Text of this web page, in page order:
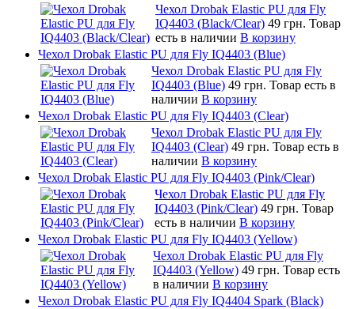
Чехол Drobak Elastic PU для Fly
IQ4403 (Black/Clear) 49 грн. Товар
есть в наличии В корзину
Чехол Drobak Elastic PU для Fly IQ4403 (Blue)
Чехол Drobak Elastic PU для Fly
IQ4403 (Blue) 49 грн. Товар есть в
наличии В корзину
Чехол Drobak Elastic PU для Fly IQ4403 (Clear)
Чехол Drobak Elastic PU для Fly
IQ4403 (Clear) 49 грн. Товар есть в
наличии В корзину
Чехол Drobak Elastic PU для Fly IQ4403 (Pink/Clear)
Чехол Drobak Elastic PU для Fly
IQ4403 (Pink/Clear) 49 грн. Товар
есть в наличии В корзину
Чехол Drobak Elastic PU для Fly IQ4403 (Yellow)
Чехол Drobak Elastic PU для Fly
IQ4403 (Yellow) 49 грн. Товар есть
в наличии В корзину
Чехол Drobak Elastic PU для Fly IQ4404 Spark (Black)